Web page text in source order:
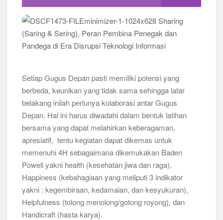
Setiap Gugus Depan pasti memiliki potensi yang
berbeda, keunikan yang tidak sama sehingga latar
belakang inilah perlunya kolaborasi antar Gugus
Depan. Hal ini harus diwadahi dalam bentuk latihan
bersama yang dapat melahirkan keberagaman,
apresiatif, tentu kegiatan dapat dikemas untuk
memenuhi 4H sebagaimana dikemukakan Baden
Powell yakni health (kesehatan jiwa dan raga),
Happiness (kebahagiaan yang meliputi 3 indikator
yakni : kegembiraan, kedamaian, dan kesyukuran),
Helpfulness (tolong menolong/gotong royong), dan
Handicraft (hasta karya).